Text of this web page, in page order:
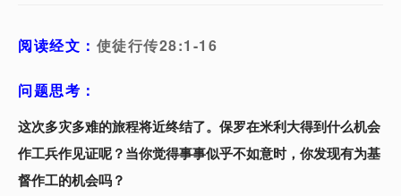
阅读经文： 使徒行传28:1-16
问题思考：
这次多灾多难的旅程将近终结了。保罗在米利大得到什么机会
作工兵作见证呢？当你觉得事事似乎不如意时，你发现有为基
督作工的机会吗？